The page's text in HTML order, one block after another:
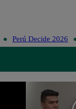
Perú Decide 2026